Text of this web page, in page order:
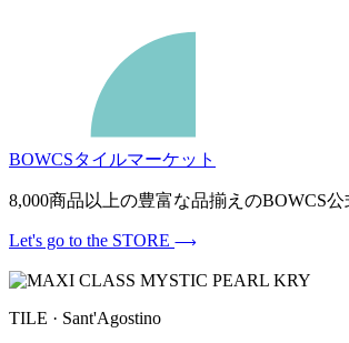
BOWCSタイルマーケット
8,000商品以上の豊富な品揃えのBOWCS
Let's go to the STORE
TILE · Sant'Agostino